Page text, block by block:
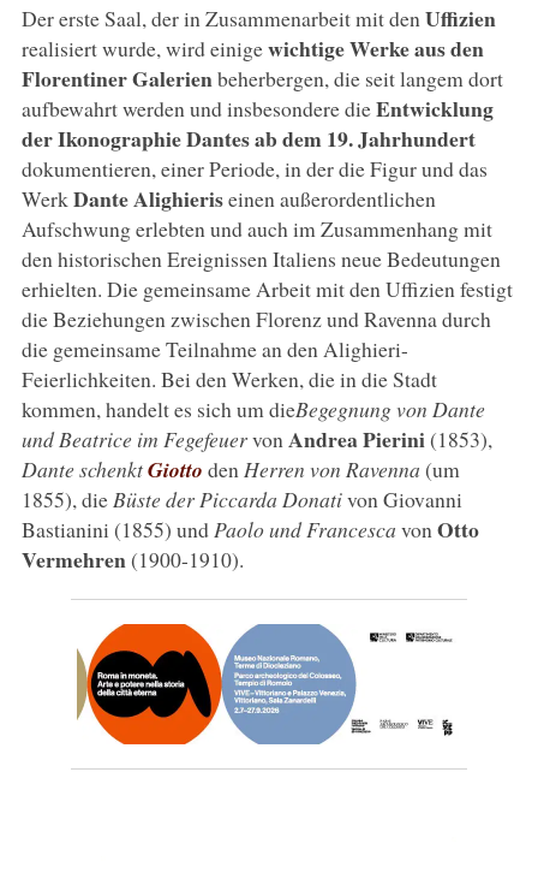
Der erste Saal, der in Zusammenarbeit mit den Uffizien
realisiert wurde, wird einigewichtige Werke aus den
Florentiner Galerienbeherbergen, die seit langem dort
aufbewahrt werden und insbesondere dieEntwicklung
der Ikonographie Dantes ab dem 19. Jahrhundert
dokumentieren, einer Periode, in der die Figur und das
Werk Dante Alighieriseinen außerordentlichen
Aufschwung erlebten und auch im Zusammenhang mit
den historischen Ereignissen Italiens neue Bedeutungen
erhielten. Die gemeinsame Arbeit mit den Uffizien festigt
die Beziehungen zwischen Florenz und Ravenna durch
die gemeinsame Teilnahme an den Alighieri-
Feierlichkeiten. Bei den Werken, die in die Stadt
kommen, handelt es sich um dieBegegnung von Dante
und Beatrice im Fegefeuervon Andrea Pierini(1853),
Dante schenktGiotto den Herren von Ravenna (um
1855), die Büste der Piccarda Donativon Giovanni
Bastianini (1855) und Paolo und Francesca von Otto
Vermehren(1900-1910).